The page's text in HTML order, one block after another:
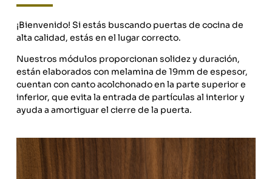
¡Bienvenido! Si estás buscando puertas de cocina de
alta calidad, estás en el lugar correcto.
Nuestros módulos proporcionan solidez y duración,
están elaborados con melamina de 19mm de espesor,
cuentan con canto acolchonado en la parte superior e
inferior, que evita la entrada de partículas al interior y
ayuda a amortiguar el cierre de la puerta.